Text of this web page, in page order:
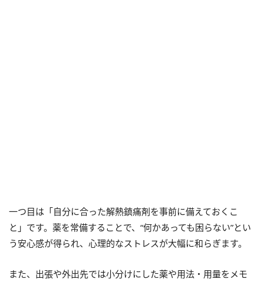
一つ目は「自分に合った解熱鎮痛剤を事前に備えておくこ
と」です。薬を常備することで、“何かあっても困らない”とい
う安心感が得られ、心理的なストレスが大幅に和らぎます。
また、出張や外出先では小分けにした薬や用法・用量をメモ